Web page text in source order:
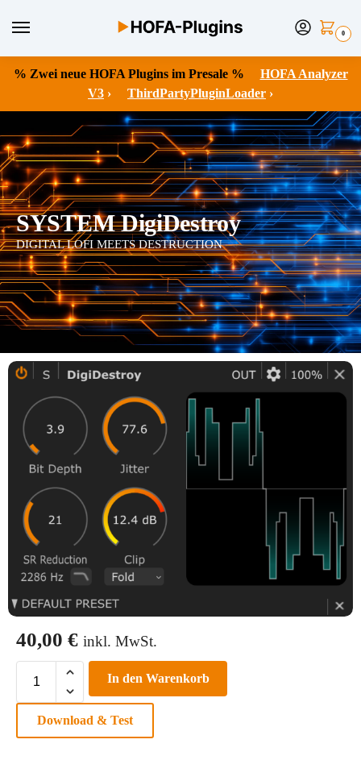
0
% Zwei neue HOFA Plugins im Presale %
HOFA Analyzer
V3 › ThirdPartyPluginLoader ›
SYSTEM DigiDestroy
DIGITAL LOFI MEETS DESTRUCTION
40,00 € inkl. MwSt.
In den Warenkorb
Download & Test